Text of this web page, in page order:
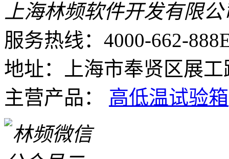
上海林频软件开发有限公
服务热线：4000-662-888
地址：上海市奉贤区展工
主营产品： 高低温试验箱